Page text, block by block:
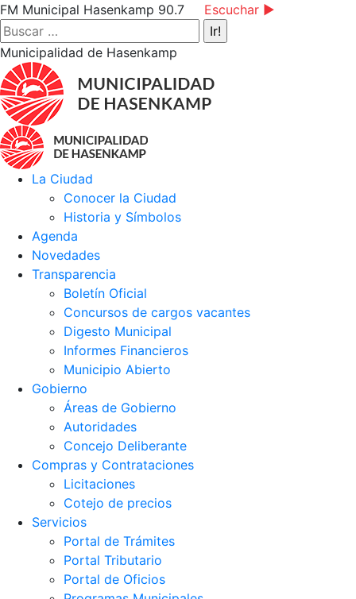
Saltar
al
contenido
Facebook
page
opens
new
window
Instagram
page
opens
new
window
YouTube
page
opens
new
window
FM Municipal Hasenkamp 90.7
Escuchar ►
Buscar:
Municipalidad de Hasenkamp
La Ciudad
Conocer la Ciudad
Historia y Símbolos
Agenda
Novedades
Transparencia
Boletín Oficial
Concursos de cargos vacantes
Digesto Municipal
Informes Financieros
Municipio Abierto
Gobierno
Áreas de Gobierno
Autoridades
Concejo Deliberante
Compras y Contrataciones
Licitaciones
Cotejo de precios
Servicios
Portal de Trámites
Portal Tributario
Portal de Oficios